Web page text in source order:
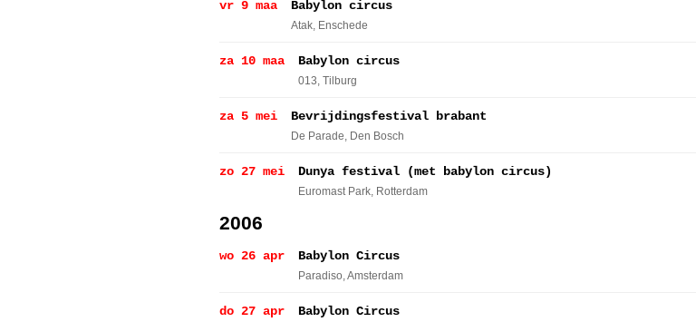
vr 9 maa Babylon circus
Atak, Enschede
za 10 maa Babylon circus
013, Tilburg
za 5 mei Bevrijdingsfestival brabant
De Parade, Den Bosch
zo 27 mei Dunya festival (met babylon circus)
Euromast Park, Rotterdam
2006
wo 26 apr Babylon Circus
Paradiso, Amsterdam
do 27 apr Babylon Circus